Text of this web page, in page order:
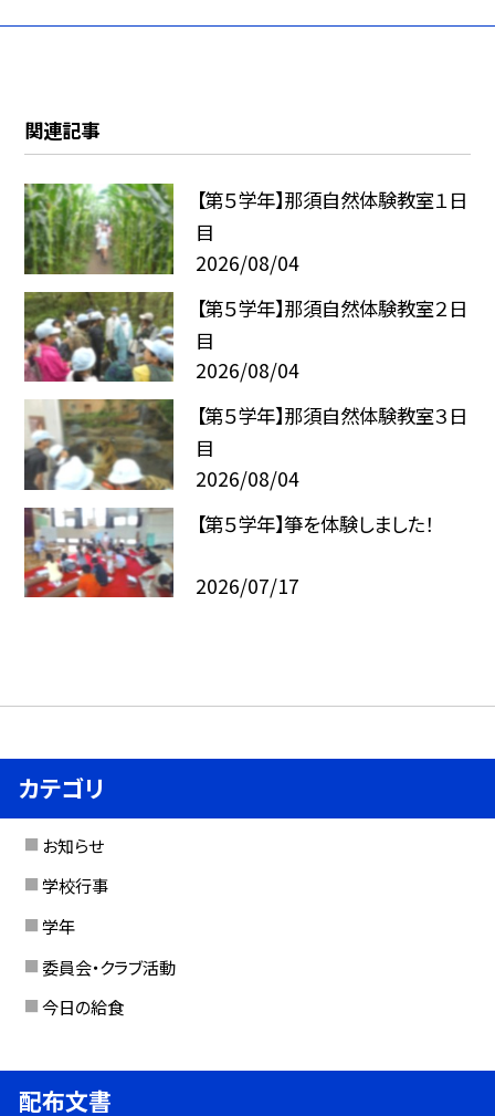
関連記事
【第５学年】那須自然体験教室１日
目
2026/08/04
【第５学年】那須自然体験教室２日
目
2026/08/04
【第５学年】那須自然体験教室３日
目
2026/08/04
【第５学年】箏を体験しました！
2026/07/17
カテゴリ
お知らせ
学校行事
学年
委員会・クラブ活動
今日の給食
配布文書